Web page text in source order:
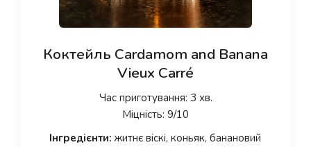
Коктейль Cardamom and Banana
Vieux Carré
Час приготування: 3 хв.
Міцність: 9/10
Інгредієнти: житнє віскі, коньяк, банановий